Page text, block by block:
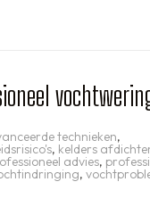
technieken,
, kelders
advies,
,